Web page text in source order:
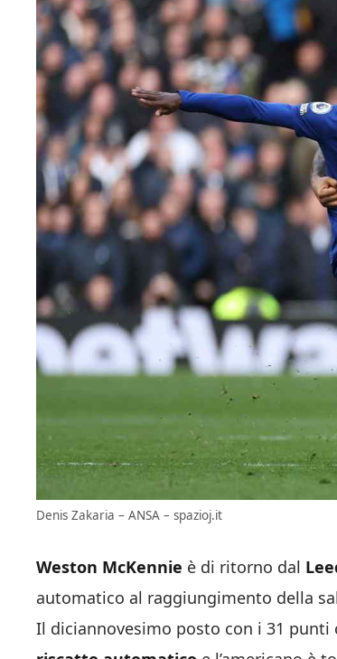
Denis Zakaria – ANSA – spazioj.it
Weston McKennie è di ritorno dal
automatico al raggiungimento della
Il diciannovesimo posto con i 31